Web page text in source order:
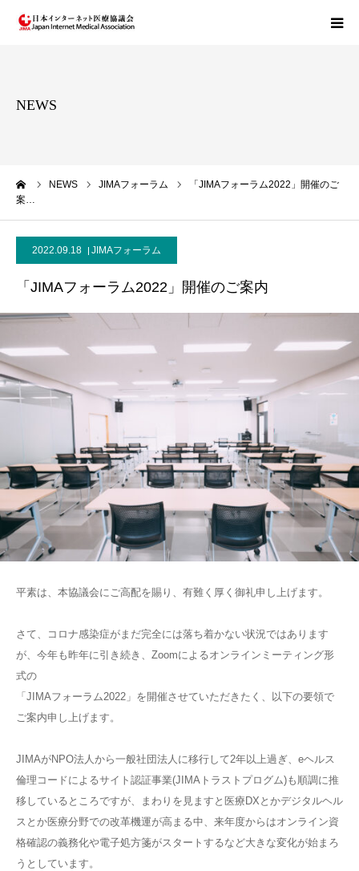
NEWS
NEWS JIMAフォーラム
「JIMAフォーラム2022」開催のご
案…
2022.09.18 JIMAフォーラム
「JIMAフォーラム2022」開催のご案内
平素は、本協議会にご高配を賜り、有難く厚く御礼申し上げます。
さて、コロナ感染症がまだ完全には落ち着かない状況ではあります
が、今年も昨年に引き続き、Zoomによるオンラインミーティング形
式の
「JIMAフォーラム2022」を開催させていただきたく、以下の要領で
ご案内申し上げます。
JIMAがNPO法人から一般社団法人に移行して2年以上過ぎ、eヘルス
倫理コードによるサイト認証事業(JIMAトラストプログム)も順調に推
移しているところですが、まわりを見ますと医療DXとかデジタルヘル
スとか医療分野での改革機運が高まる中、来年度からはオンライン資
格確認の義務化や電子処方箋がスタートするなど大きな変化が始まろ
うとしています。